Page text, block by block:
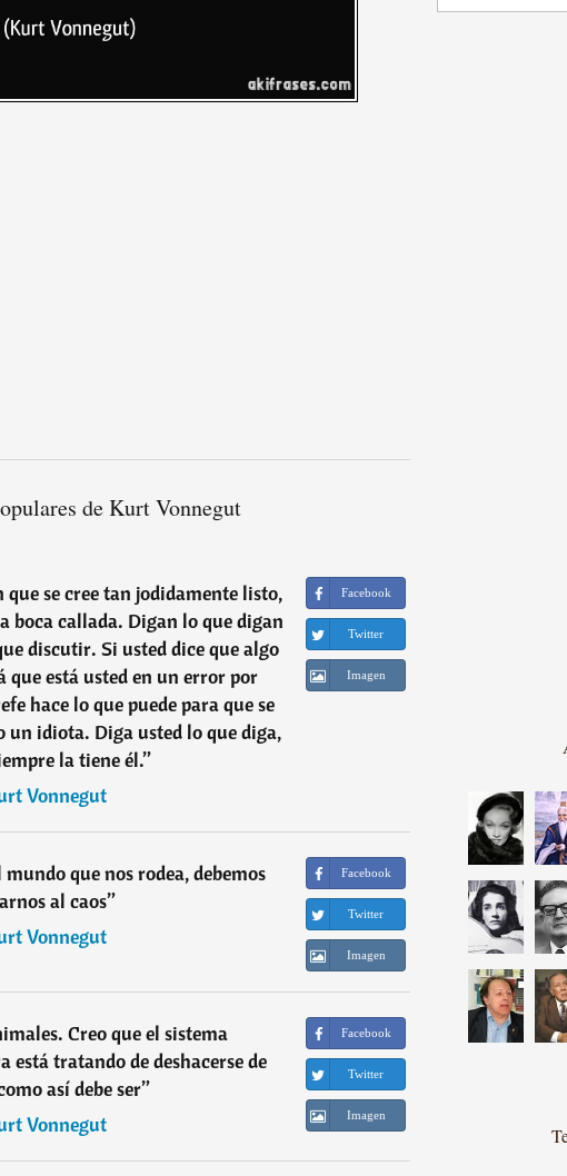
de Kurt Vonnegut
se cree tan jodidamente listo,
boca callada. Digan lo que digan
discutir. Si usted dice que algo
que está usted en un error por
hace lo que puede para que se
un idiota. Diga usted lo que diga,
la tiene él.”
Vonnegut
Facebook
Twitter
Imagen
que nos rodea, debemos
al caos”
Vonnegut
Facebook
Twitter
Imagen
Creo que el sistema
tratando de deshacerse de
así debe ser”
Vonnegut
Facebook
Twitter
Imagen